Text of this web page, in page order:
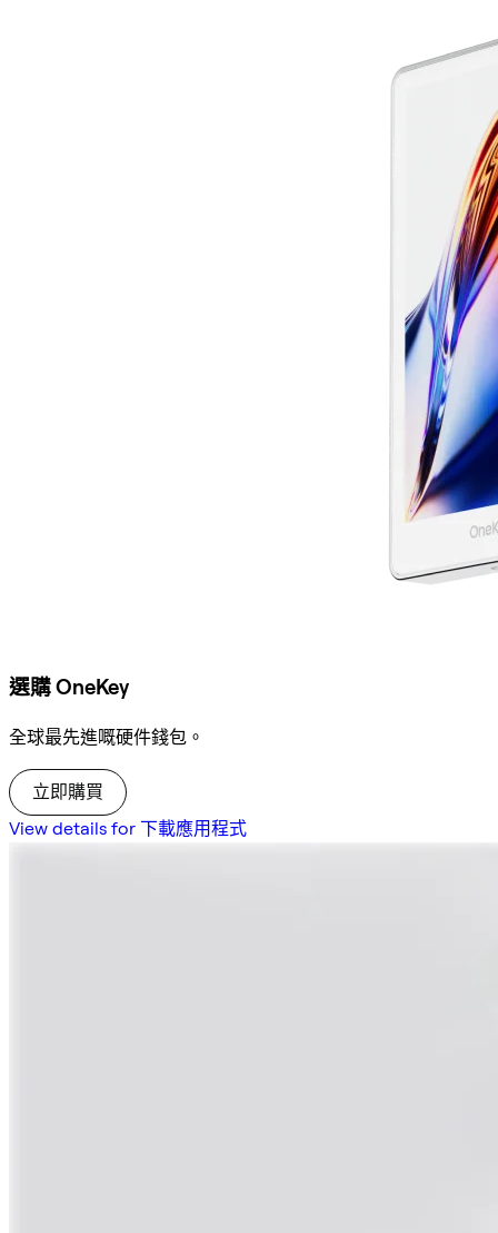
選購 OneKey
全球最先進嘅硬件錢包。
立即購買
View details for 下載應用程式